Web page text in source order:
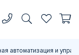
автоматизация и